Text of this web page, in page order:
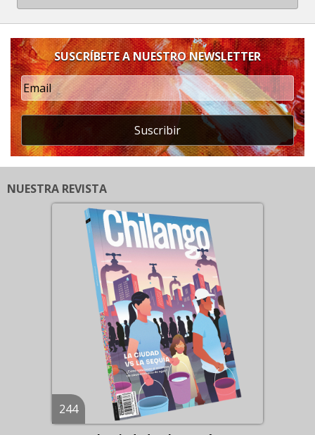
SUSCRÍBETE A NUESTRO NEWSLETTER
Suscribir
NUESTRA REVISTA
244